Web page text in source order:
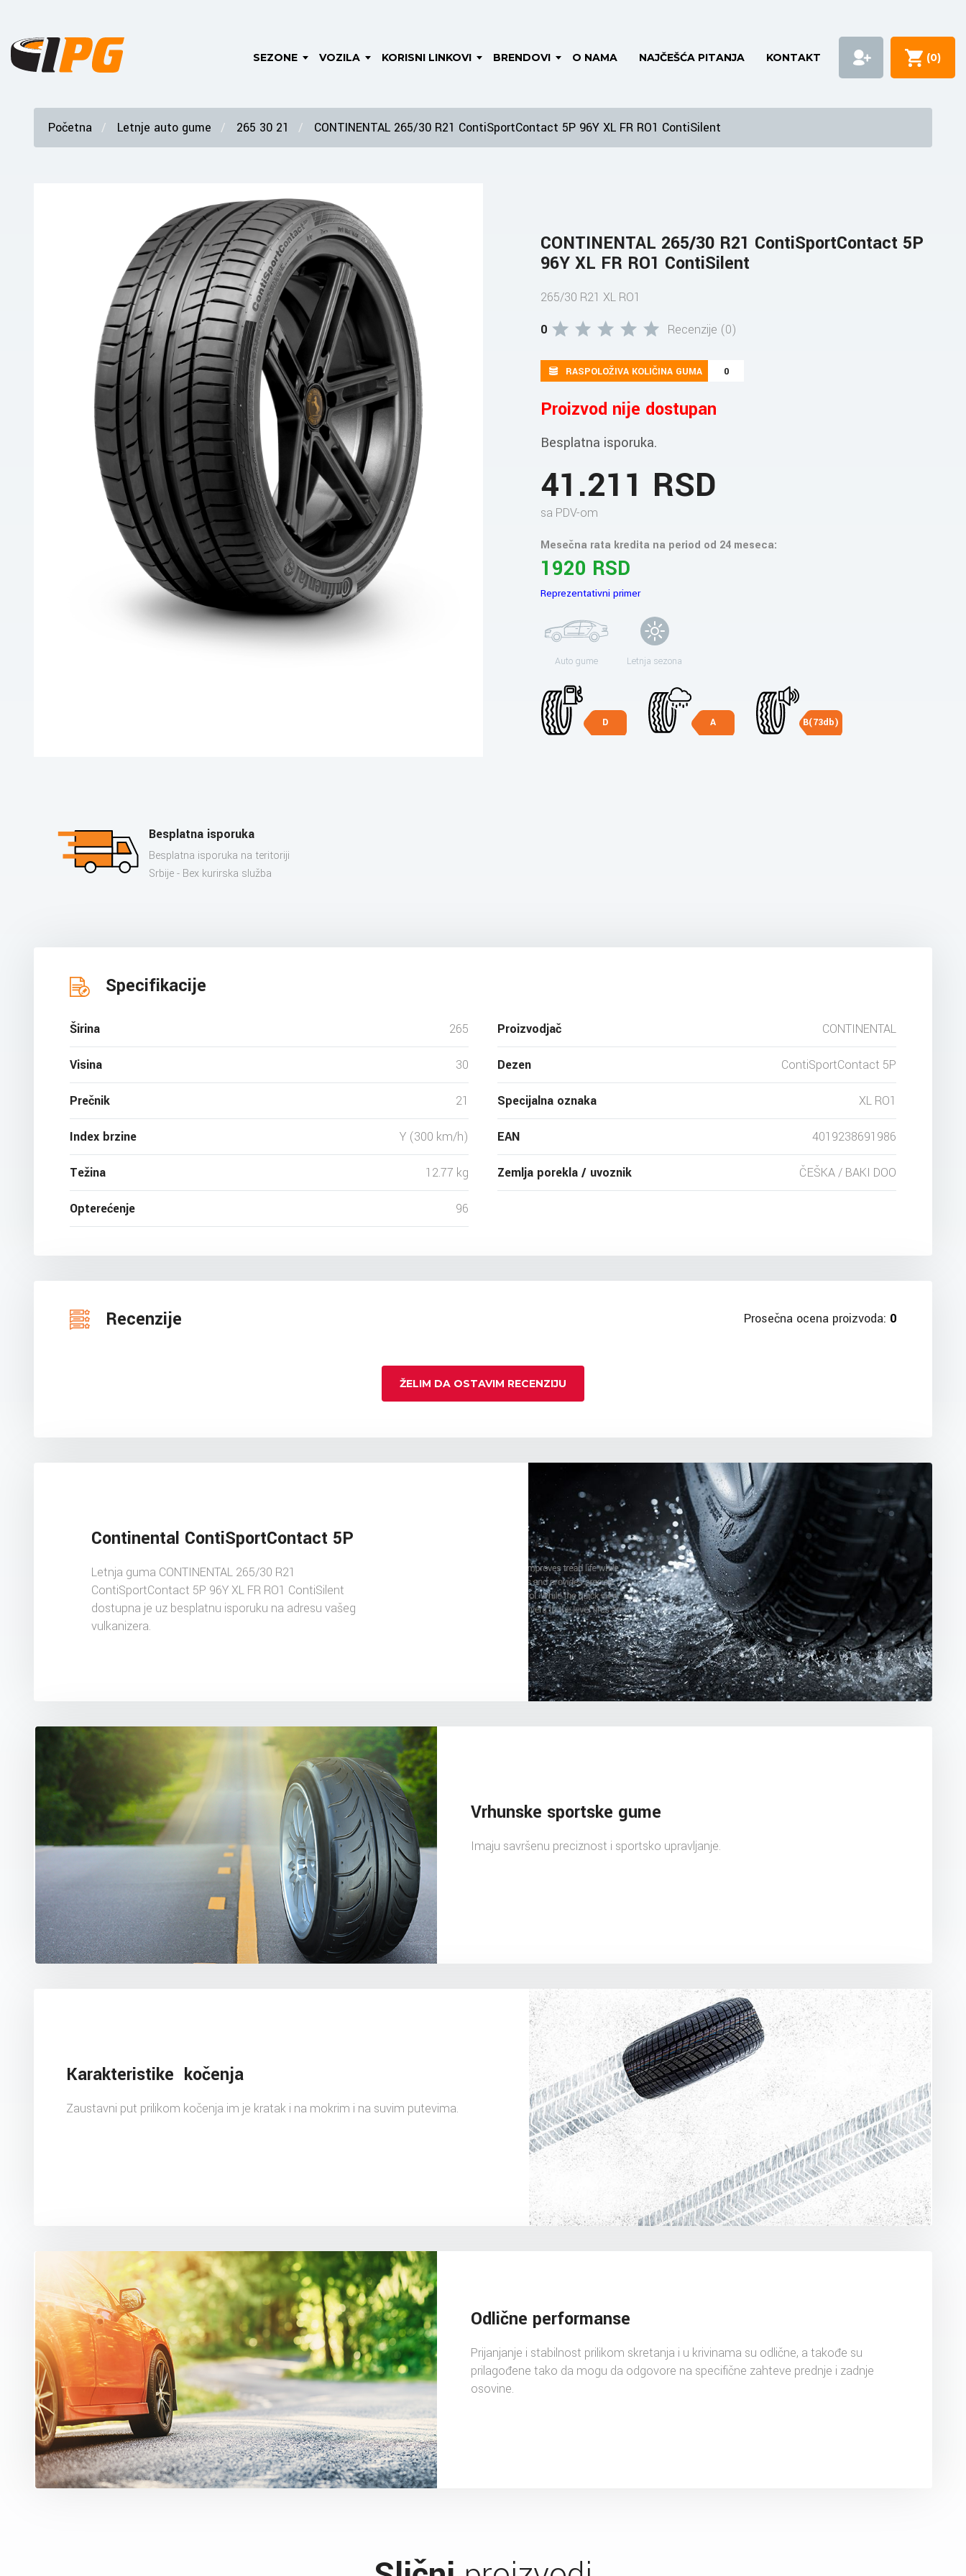
SEZONE VOZILA KORISNI LINKOVI BRENDOVI O NAMA NAJČEŠĆA PITANJA KONTAKT (0)
Početna Letnje auto gume 265 30 21 CONTINENTAL 265/30 R21 ContiSportContact 5P 96Y XL FR RO1 ContiSilent
CONTINENTAL 265/30 R21 ContiSportContact 5P
96Y XL FR RO1 ContiSilent
265/30 R21 XL RO1
0
Recenzije (0)
RASPOLOŽIVA KOLIČINA GUMA 0
Proizvod nije dostupan
Besplatna isporuka.
41.211 RSD
sa PDV-om
Mesečna rata kredita na period od 24 meseca:
1920 RSD
Reprezentativni primer
Auto gume Letnja sezona
D A B(73db)
Besplatna isporuka
Besplatna isporuka na teritoriji
Srbije - Bex kurirska služba
Specifikacije
Širina 265
Visina 30
Prečnik 21
Index brzine Y (300 km/h)
Težina 12.77 kg
Opterećenje 96
Proizvodjač CONTINENTAL
Dezen ContiSportContact 5P
Specijalna oznaka XL RO1
EAN 4019238691986
Zemlja porekla / uvoznik ČEŠKA / BAKI DOO
Recenzije Prosečna ocena proizvoda: 0
ŽELIM DA OSTAVIM RECENZIJU
Continental ContiSportContact 5P
Letnja guma CONTINENTAL 265/30 R21
ContiSportContact 5P 96Y XL FR RO1 ContiSilent
dostupna je uz besplatnu isporuku na adresu vašeg
vulkanizera.
Vrhunske sportske gume
Imaju savršenu preciznost i sportsko upravljanje.
Karakteristike kočenja
Zaustavni put prilikom kočenja im je kratak i na mokrim i na suvim putevima.
Odlične performanse
Prijanjanje i stabilnost prilikom skretanja i u krivinama su odlične, a takođe su
prilagođene tako da mogu da odgovore na specifične zahteve prednje i zadnje
osovine.